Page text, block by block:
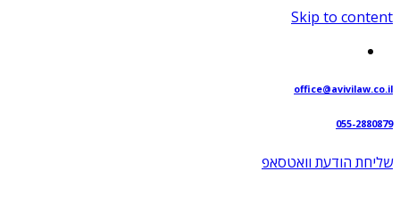
Skip to content
office@avivilaw.co.il
055-2880879
שליחת הודעת וואטסאפ⁩